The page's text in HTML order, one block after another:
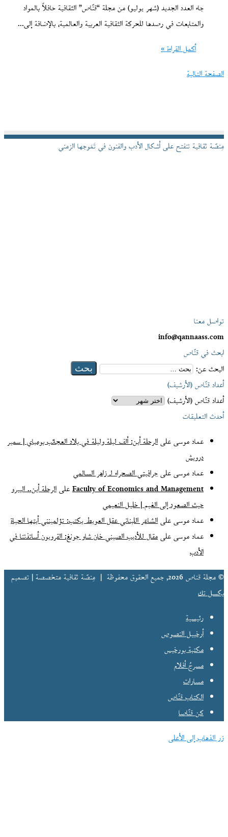
جاء العدد الجديد (شهر يوليو) من مجلة “قنّاص” الثقافية حافلاً بالمواد
والمتابعات في رصدها للحركة الثقافية العربية والعالمية، بالإضافة إلى…
أكمل القراءة »
الصفحة التالية
مِنصّة ثقافية تنفتح على أشكال الأدب والفنون في تَمَوجها الزمني
تواصل معنا
info@qannaass.com
ابحث في قنّاص
البحث عن:
أعداد قنّاص (الأرشيف)
أعداد قنّاص (الأرشيف)
أحدث التعليقات
عماد موسىعلىالرحلة أين: ألف ليلة وليلة في بلاد العجائب بومباي | سمير
درويش
عماد موسىعلىجرافيتي الصحراء لـ زاهر السالمي
Faculty of Economics and Managementعلىالرحلة أين.. البيرو
حيث الصعود إلى الغيم | خليل النعيمي
عماد موسىعلىالشاعر اللبناني عقل العويط يكتب: تؤلمينني أيتها الحياة
عماد موسىعلىمقال للأديب الصيني خان شاو جونغ: القرويون أساتذتنا في
الأدب
© مجلة قناص 2026, جميع الحقوق محفوظة |
مِنصّة ثقافية متخصصة | تصميم
بكسل تك
رئيسية
أرخبيل النصوص
مكتبة بورخيس
مسرحُ أفلام
مسارات
الكتاب قنّاص
كن قنّاصا
زر الذهاب إلى الأعلى